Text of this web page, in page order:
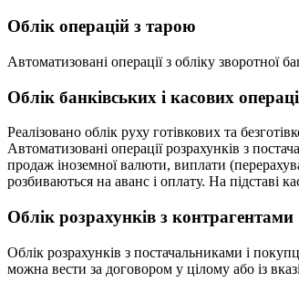
Облік операцій з тарою
Автоматизовані операції з обліку зворотної
Облік банківських і касових
Реалізовано облік руху готівкових та
Автоматизовані операції розрахунків з
продаж іноземної валюти, виплати
розбиваються на аванс і оплату. На підставі
Облік розрахунків з контрагентами
Облік розрахунків з постачальниками і
можна вести за договором у цілому або із